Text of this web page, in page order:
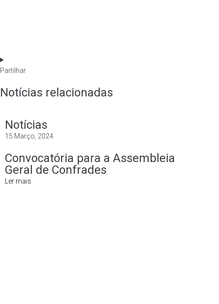
Partilhar
Notícias relacionadas
Notícias
15 Março, 2024
Convocatória para a Assembleia
Geral de Confrades
Ler mais